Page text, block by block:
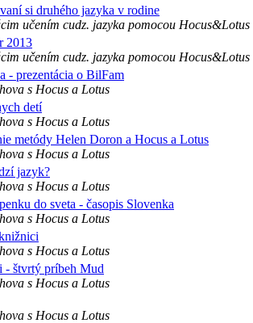
si druhého jazyka v rodine
učením cudz. jazyka pomocou Hocus&Lotus
2013
učením cudz. jazyka pomocou Hocus&Lotus
- prezentácia o BilFam
s Hocus a Lotus
detí
s Hocus a Lotus
metódy Helen Doron a Hocus a Lotus
s Hocus a Lotus
jazyk?
s Hocus a Lotus
do sveta - časopis Slovenka
s Hocus a Lotus
s Hocus a Lotus
štvrtý príbeh Mud
s Hocus a Lotus
s Hocus a Lotus